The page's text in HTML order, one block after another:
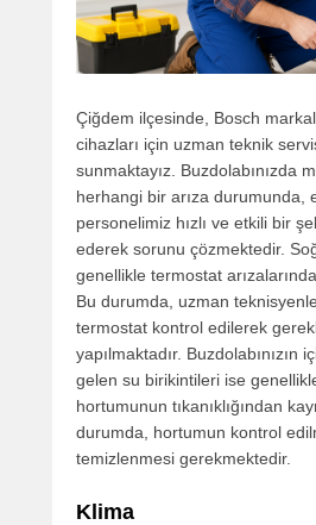
Çiğdem ilçesinde, Bosch
cihazları için uzman teknik
sunmaktayız. Buzdolabınızda
herhangi bir arıza durumunda,
personelimiz hızlı ve etkili bir
ederek sorunu çözmektedir.
genellikle termostat
Bu durumda, uzman
termostat kontrol edilerek
yapılmaktadır. Buzdolabınızın
gelen su birikintileri ise
hortumunun tıkanıklığından
durumda, hortumun kontrol
temizlenmesi gerekmektedir.
Klima